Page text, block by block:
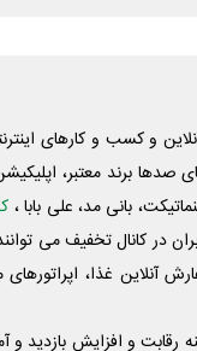
و کسب و‌ کارهای
برند معتبر،
بانی مد، علی‌ بابا ،
در کانال تخفیف می
غذا، اپراتورهای
رقابت و افزایش بازدید و